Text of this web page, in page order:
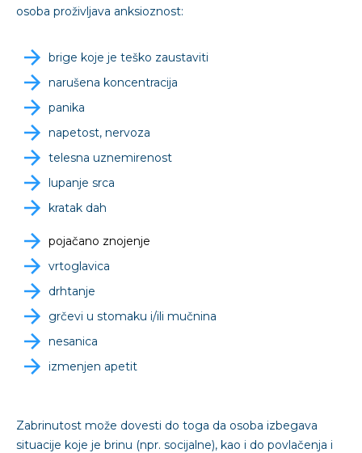
osoba proživljava anksioznost:
brige koje je teško zaustaviti
narušena koncentracija
panika
napetost, nervoza
telesna uznemirenost
lupanje srca
kratak dah
pojačano znojenje
vrtoglavica
drhtanje
grčevi u stomaku i/ili mučnina
nesanica
izmenjen apetit
Zabrinutost može dovesti do toga da osoba izbegava
situacije koje je brinu (npr. socijalne), kao i do povlačenja i